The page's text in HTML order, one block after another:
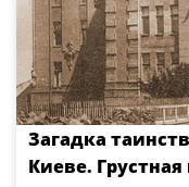
Загадка
Киеве.